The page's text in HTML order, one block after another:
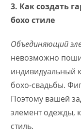
3. Как создать
бохо стиле
Объединяющий
невозможно
индивидуальный
бохо-свадьбы.
Поэтому вашей
элемент одежды,
стиль.